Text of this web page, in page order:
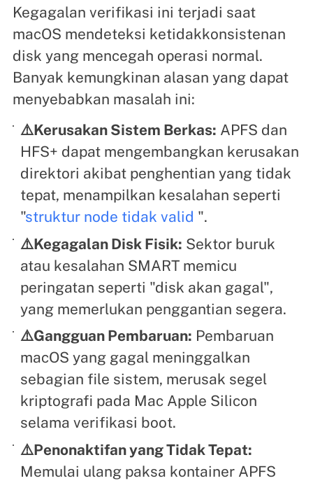
Kegagalan verifikasi ini terjadi saat
macOS mendeteksi ketidakkonsistenan
disk yang mencegah operasi normal.
Banyak kemungkinan alasan yang dapat
menyebabkan masalah ini:
⚠️Kerusakan Sistem Berkas: APFS dan
HFS+ dapat mengembangkan kerusakan
direktori akibat penghentian yang tidak
tepat, menampilkan kesalahan seperti
"struktur node tidak valid ".
⚠️Kegagalan Disk Fisik: Sektor buruk
atau kesalahan SMART memicu
peringatan seperti "disk akan gagal",
yang memerlukan penggantian segera.
⚠️Gangguan Pembaruan: Pembaruan
macOS yang gagal meninggalkan
sebagian file sistem, merusak segel
kriptografi pada Mac Apple Silicon
selama verifikasi boot.
⚠️Penonaktifan yang Tidak Tepat:
Memulai ulang paksa kontainer APFS